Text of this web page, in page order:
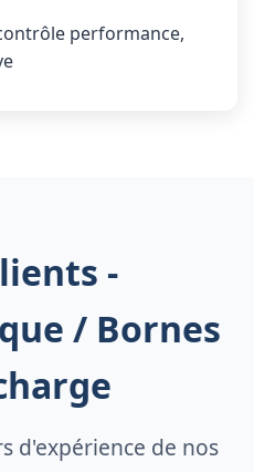
performance,
-
/ Bornes
d'expérience de nos